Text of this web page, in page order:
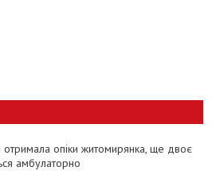
отримала опіки житомирянка, ще двоє
амбулаторно